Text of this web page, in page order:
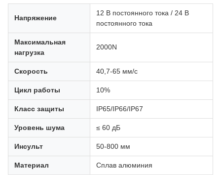
Напряжение
12 В постоянного тока / 24 В
постоянного тока
Максимальная
нагрузка
2000N
Скорость 40,7-65 мм/с
Цикл работы 10%
Класс защиты IP65/IP66/IP67
Уровень шума ≤ 60 дБ
Инсульт 50-800 мм
Материал Сплав алюминия